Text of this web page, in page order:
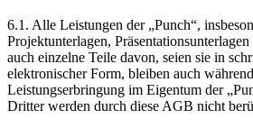
6.1. Alle Leistungen der „Punch“,
Projektunterlagen,
auch einzelne Teile davon, seien sie in
elektronischer Form, bleiben auch
Leistungserbringung im Eigentum der
Dritter werden durch diese AGB nicht